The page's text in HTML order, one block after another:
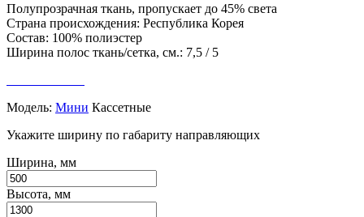
Полупрозрачная ткань, пропускает до 45% света
Страна происхождения: Республика Корея
Состав: 100% полиэстер
Ширина полос ткань/сетка, см.: 7,5 / 5
Модель: Мини Кассетные
Укажите ширину по габариту направляющих
Ширина, мм
Высота, мм